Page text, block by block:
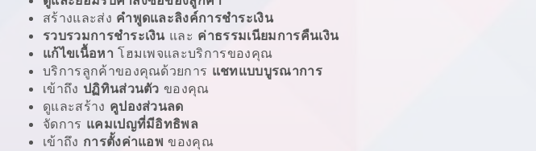
สร้างและส่ง คำพูดและลิงค์การชำระเงิน
รวบรวมการชำระเงินและ ค่าธรรมเนียมการคืนเงิน
แก้ไขเนื้อหา โฮมเพจและบริการของคุณ
บริการลูกค้าของคุณด้วยการ แชทแบบบูรณาการ
เข้าถึง ปฏิทินส่วนตัว ของคุณ
ดูและสร้าง คูปองส่วนลด
จัดการ แคมเปญที่มีอิทธิพล
เข้าถึง การตั้งค่าแอพ ของคุณ